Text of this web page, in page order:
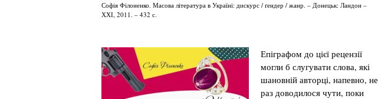
Софія Філоненко. Масова література в Україні: дискурс / ґендер / жанр. – Донецьк: Ландон –
ХХІ, 2011. – 432 с.
Епіграфом до цієї рецензії
могли б слугувати слова, які
шановній авторці, напевно, не
раз доводилося чути, поки